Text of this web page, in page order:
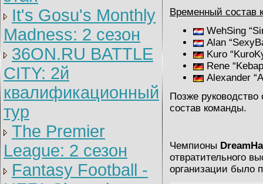
It's Gosu's Monthly
Madness: 2 сезон
36ON.RU BATTLE
CITY: 2й
квалификационный
тур
The Premier
League: 2 cезон
Fantasy Football -
Временный состав
WehSing
Alan
Kuro
Rene
Alexander
Позже
состав команды.
Чемпионы
отвратительного
организации было